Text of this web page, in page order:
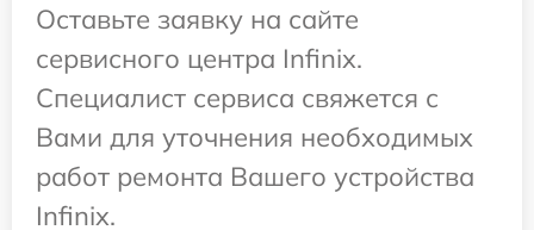
Оставьте заявку на сайте
сервисного центра Infinix.
Специалист сервиса свяжется с
Вами для уточнения необходимых
работ ремонта Вашего устройства
Infinix.